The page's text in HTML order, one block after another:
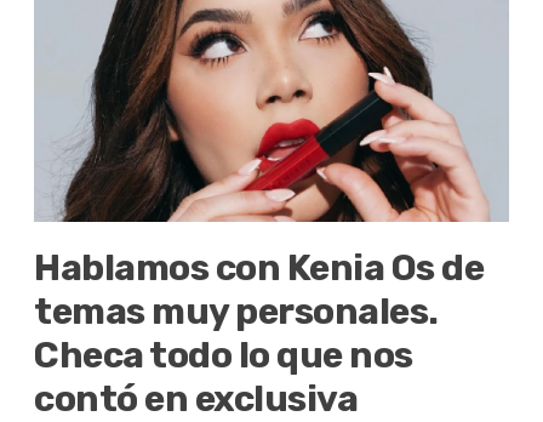
Hablamos con Kenia Os de
temas muy personales.
Checa todo lo que nos
contó en exclusiva